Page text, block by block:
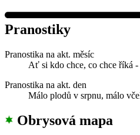
Pranostiky
Pranostika na akt. měsíc
Ať si kdo chce, co chce říká
Pranostika na akt. den
Málo plodů v srpnu, málo
Obrysová mapa